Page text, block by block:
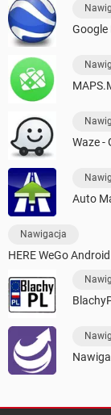
Google
Waze -
Auto
Nawigacja
HERE WeGo Android